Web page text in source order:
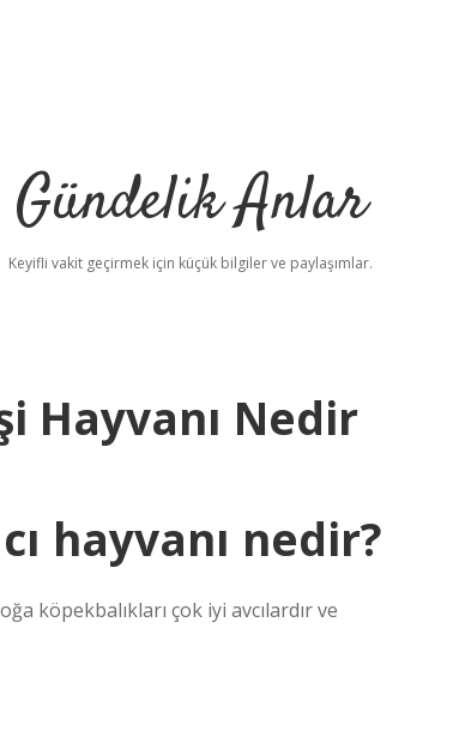
Gündelik Anlar
Keyifli vakit geçirmek için küçük bilgiler ve paylaşımlar.
Hayvanı Nedir
hayvanı nedir?
köpekbalıkları çok iyi avcılardır ve